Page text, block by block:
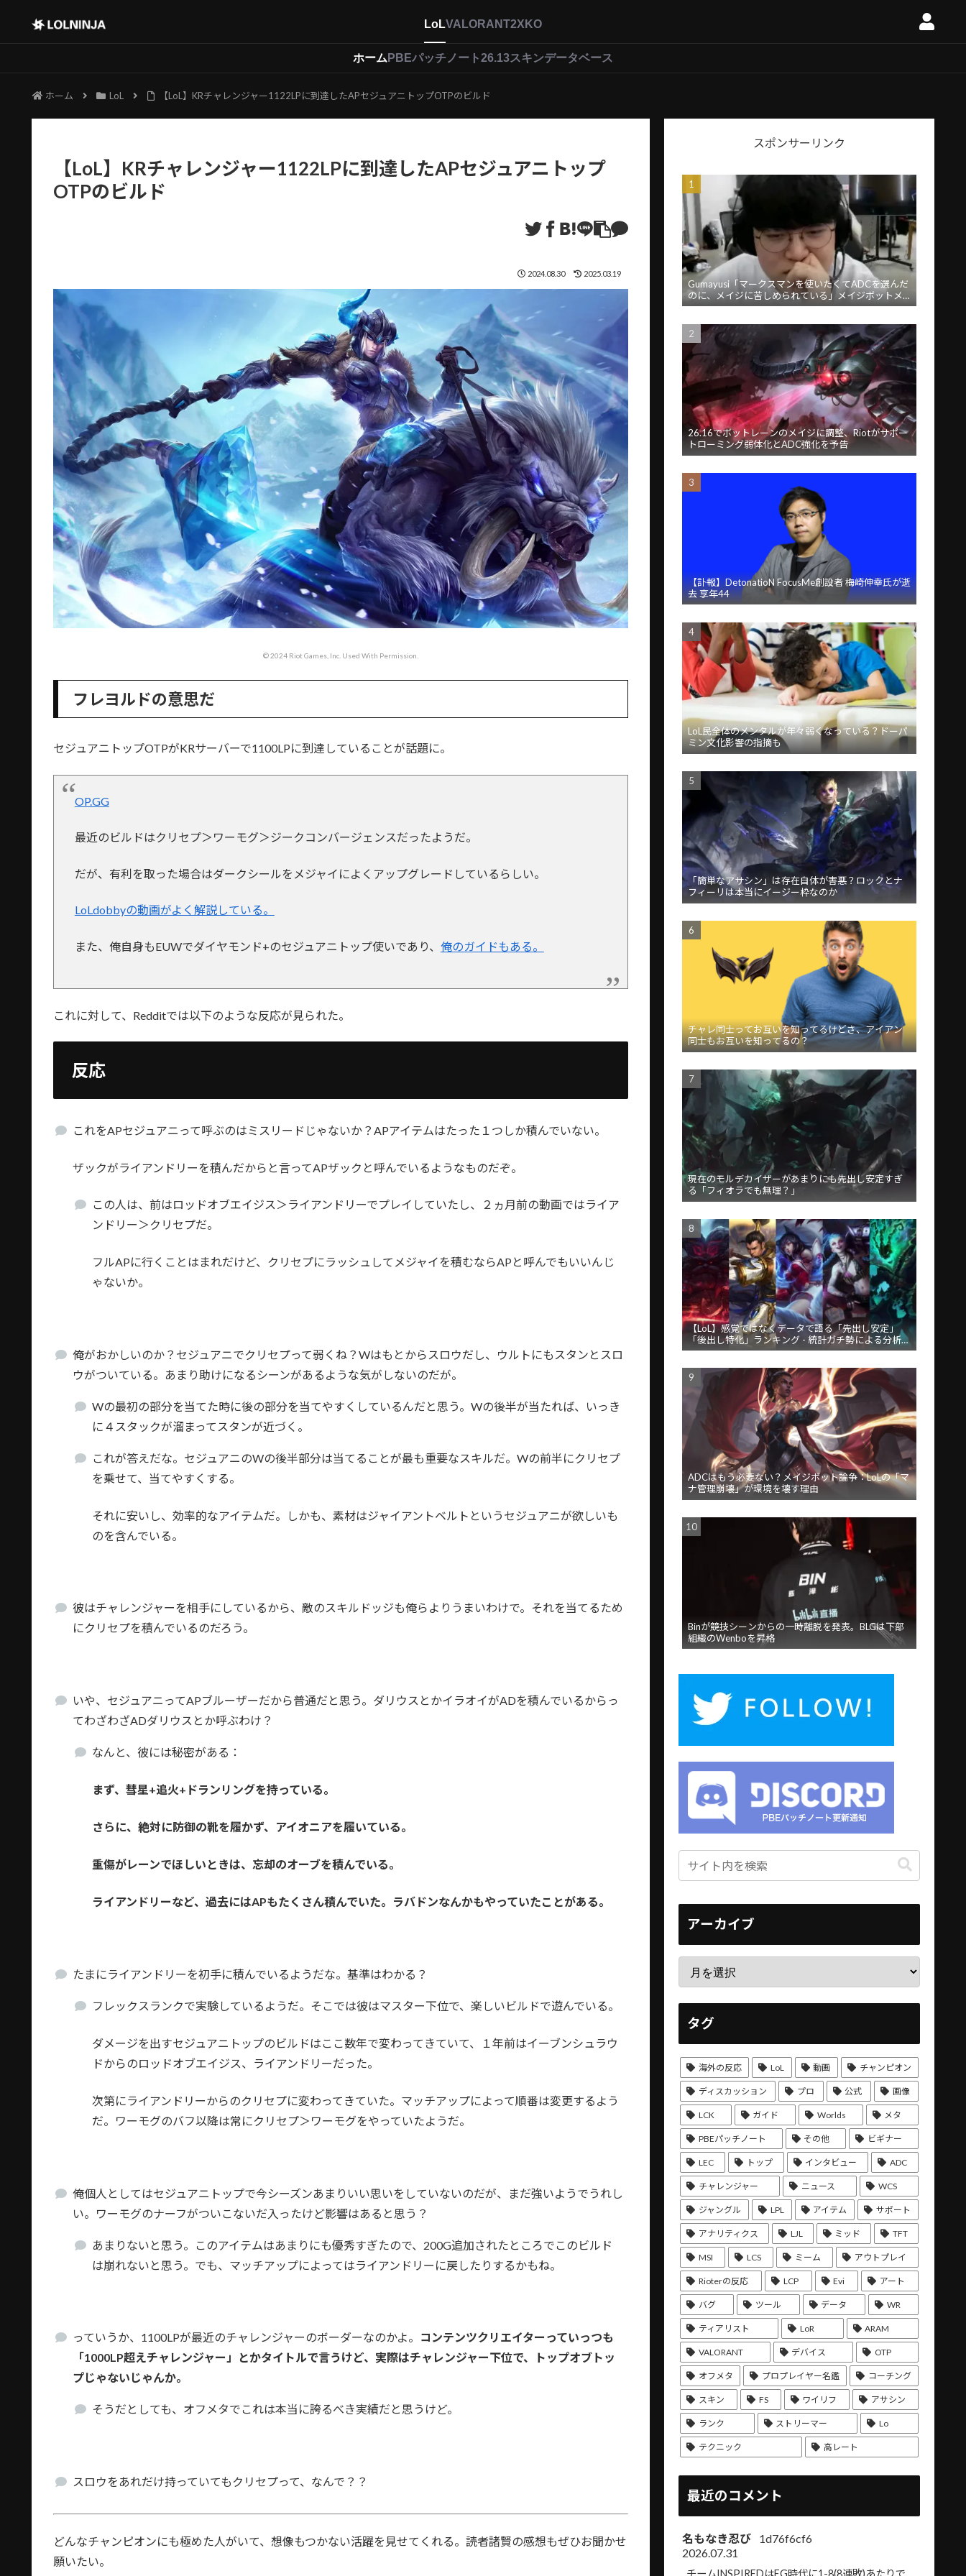
LoLVALORANT2XKO
ホーム PBEパッチノート26.13スキンデータベース
ホーム LoL 【LoL】KRチャレンジャー1122LPに到達したAPセジュアニトップOTPのビルド
【LoL】KRチャレンジャー1122LPに到達したAPセジュアニトップ
OTPのビルド
2024.08.30 2025.03.19
© 2024 Riot Games, Inc. Used With Permission.
フレヨルドの意思だ
セジュアニトップOTPがKRサーバーで1100LPに到達していることが話題に。
OP.GG
最近のビルドはクリセプ＞ワーモグ＞ジークコンバージェンスだったようだ。
だが、有利を取った場合はダークシールをメジャイによくアップグレードしているらしい。
LoLdobbyの動画がよく解説している。
また、俺自身もEUWでダイヤモンド+のセジュアニトップ使いであり、 俺のガイドもある。
これに対して、Redditでは以下のような反応が見られた。
反応
これをAPセジュアニって呼ぶのはミスリードじゃないか？APアイテムはたった１つしか積んでいない。
ザックがライアンドリーを積んだからと言ってAPザックと呼んでいるようなものだぞ。
この人は、前はロッドオブエイジス＞ライアンドリーでプレイしていたし、２ヵ月前の動画ではライア
ンドリー＞クリセプだ。
フルAPに行くことはまれだけど、クリセプにラッシュしてメジャイを積むならAPと呼んでもいいんじ
ゃないか。
俺がおかしいのか？セジュアニでクリセプって弱くね？Wはもとからスロウだし、ウルトにもスタンとスロ
ウがついている。あまり助けになるシーンがあるような気がしないのだが。
Wの最初の部分を当てた時に後の部分を当てやすくしているんだと思う。Wの後半が当たれば、いっき
に４スタックが溜まってスタンが近づく。
これが答えだな。セジュアニのWの後半部分は当てることが最も重要なスキルだ。Wの前半にクリセプ
を乗せて、当てやすくする。
それに安いし、効率的なアイテムだ。しかも、素材はジャイアントベルトというセジュアニが欲しいも
のを含んでいる。
彼はチャレンジャーを相手にしているから、敵のスキルドッジも俺らよりうまいわけで。それを当てるため
にクリセプを積んでいるのだろう。
いや、セジュアニってAPブルーザーだから普通だと思う。ダリウスとかイラオイがADを積んでいるからっ
てわざわざADダリウスとか呼ぶわけ？
なんと、彼には秘密がある：
まず、彗星+追火+ドランリングを持っている。
さらに、絶対に防御の靴を履かず、アイオニアを履いている。
重傷がレーンでほしいときは、忘却のオーブを積んでいる。
ライアンドリーなど、過去にはAPもたくさん積んでいた。ラバドンなんかもやっていたことがある。
たまにライアンドリーを初手に積んでいるようだな。基準はわかる？
フレックスランクで実験しているようだ。そこでは彼はマスター下位で、楽しいビルドで遊んでいる。
ダメージを出すセジュアニトップのビルドはここ数年で変わってきていて、１年前はイーブンシュラウ
ドからのロッドオブエイジス、ライアンドリーだった。
次第にライアンドリーからのクリセプに変わってきていた。マッチアップによって順番は変更するよう
だ。ワーモグのバフ以降は常にクリセプ＞ワーモグをやっていたようだ。
俺個人としてはセジュアニトップで今シーズンあまりいい思いをしていないのだが、まだ強いようでうれし
い。ワーモグのナーフがついこないだ入ったけど影響はあると思う？
あまりないと思う。このアイテムはあまりにも優秀すぎたので、200G追加されたところでこのビルド
は崩れないと思う。でも、マッチアップによってはライアンドリーに戻したりするかもね。
っていうか、1100LPが最近のチャレンジャーのボーダーなのかよ。 コンテンツクリエイターっていっつも
「1000LP超えチャレンジャー」とかタイトルで言うけど、実際はチャレンジャー下位で、トップオブトッ
プじゃないじゃんか。
そうだとしても、オフメタでこれは本当に誇るべき実績だと思うけど。
スロウをあれだけ持っていてもクリセプって、なんで？？
どんなチャンピオンにも極めた人がいて、想像もつかない活躍を見せてくれる。読者諸賢の感想もぜひお聞かせ
願いたい。
スポンサーリンク
Gumayusi「マークスマンを使いたくてADCを選んだ
のに、メイジに苦しめられている」メイジボットメ
タに苦言
26.16でボットレーンのメイジに調整、Riotがサポー
トローミング弱体化とADC強化を予告
【訃報】DetonatioN FocusMe創設者 梅崎伸幸氏が逝
去 享年44
LoL民全体のメンタルが年々弱くなっている？ドーパ
ミン文化影響の指摘も
「簡単なアサシン」は存在自体が害悪？ロックとナ
フィーリは本当にイージー枠なのか
チャレ同士ってお互いを知ってるけどさ、アイアン
同士もお互いを知ってるの？
現在のモルデカイザーがあまりにも先出し安定すぎ
る「フィオラでも無理？」
【LoL】感覚ではなくデータで語る「先出し安定」
「後出し特化」ランキング - 統計ガチ勢による分析が
話題
ADCはもう必要ない？メイジボット論争：LoLの「マ
ナ管理崩壊」が環境を壊す理由
Binが競技シーンからの一時離脱を発表。BLGは下部
組織のWenboを昇格
アーカイブ
タグ
海外の反応 LoL 動画 チャンピオン
ディスカッション プロ 公式 画像
LCK ガイド Worlds メタ
PBEパッチノート その他 ビギナー
LEC トップ インタビュー ADC
チャレンジャー ニュース WCS
ジャングル LPL アイテム サポート
アナリティクス LJL ミッド TFT
MSI LCS ミーム アウトプレイ
Rioterの反応 LCP Evi アート
バグ ツール データ WR
ティアリスト LoR ARAM
VALORANT デバイス OTP
オフメタ プロプレイヤー名鑑 コーチング
スキン FS ワイリフ アサシン
ランク ストリーマー Lo
テクニック 高レート
最近のコメント
名もなき忍び
1d76f6cf6
2026.07.31
チームINSPIREDはEG時代に1-8(8連敗)あたりで